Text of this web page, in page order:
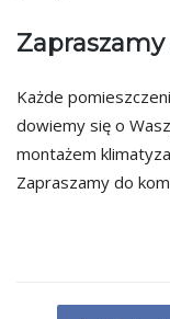
Każde
dowiemy się o
montażem
Zapraszamy do